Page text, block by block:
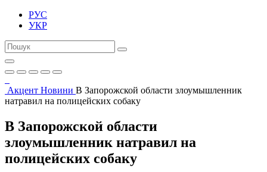
РУС
УКР
Акцент Новини В Запорожской области злоумышленник
натравил на полицейских собаку
В Запорожской области
злоумышленник натравил на
полицейских собаку